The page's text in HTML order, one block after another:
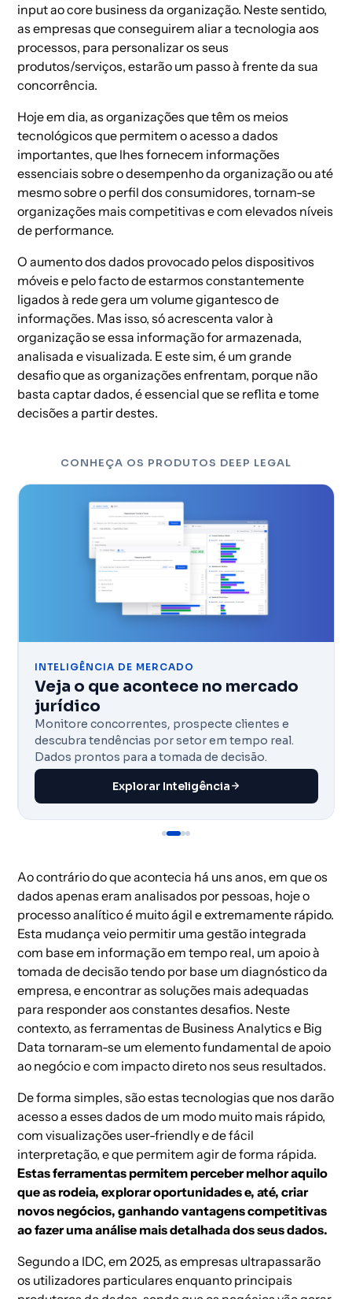
inputaocore business da organização. Neste sentido,
as empresas que conseguirem aliar a tecnologia aos
processos, para personalizar os seus
produtos/serviços, estarão um passo à frente da sua
concorrência.
Hoje em dia, as organizações que têm os meios
tecnológicos que permitem o acesso a dados
importantes, que lhes fornecem informações
essenciais sobre o desempenho da organização ou até
mesmo sobre o perfil dos consumidores, tornam-se
organizações mais competitivas e com elevados níveis
de performance.
O aumento dos dados provocado pelos dispositivos
móveis e pelo facto de estarmos constantemente
ligados à rede gera um volume gigantesco de
informações. Mas isso, só acrescenta valor à
organização se essa informação for armazenada,
analisada e visualizada. E este sim, é um grande
desafio que as organizações enfrentam, porque não
basta captar dados, é essencial que se reflita e tome
decisões a partir destes.
CONHEÇA OS PRODUTOS DEEP LEGAL
INTELIGÊNCIA DE MERCADO
Veja o que acontece no mercado
jurídico
Monitore concorrentes, prospecte clientes e
descubra tendências por setor em tempo real.
Dados prontos para a tomada de decisão.
Explorar Inteligência
Ao contrário do que acontecia há uns anos, em que os
dados apenas eram analisados por pessoas, hoje o
processo analítico é muito ágil e extremamente rápido.
Esta mudança veio permitir uma gestão integrada
com base em informação em tempo real, um apoio à
tomada de decisão tendo por base um diagnóstico da
empresa, e encontrar as soluções mais adequadas
para responder aos constantes desafios. Neste
contexto, as ferramentas de Business Analyticse Big
Data tornaram-se um elemento fundamental de apoio
ao negócio e com impacto direto nos seus resultados.
De forma simples, são estas tecnologias que nos darão
acesso a esses dados de um modo muito mais rápido,
com visualizações user-friendlye de fácil
interpretação, e que permitem agir de forma rápida.
Estas ferramentas permitem perceber melhor aquilo
que as rodeia, explorar oportunidades e, até, criar
novos negócios, ganhando vantagens competitivas
ao fazer uma análise mais detalhada dos seus dados.
Segundo a IDC, em 2025, as empresas ultrapassarão
os utilizadores particulares enquanto principais